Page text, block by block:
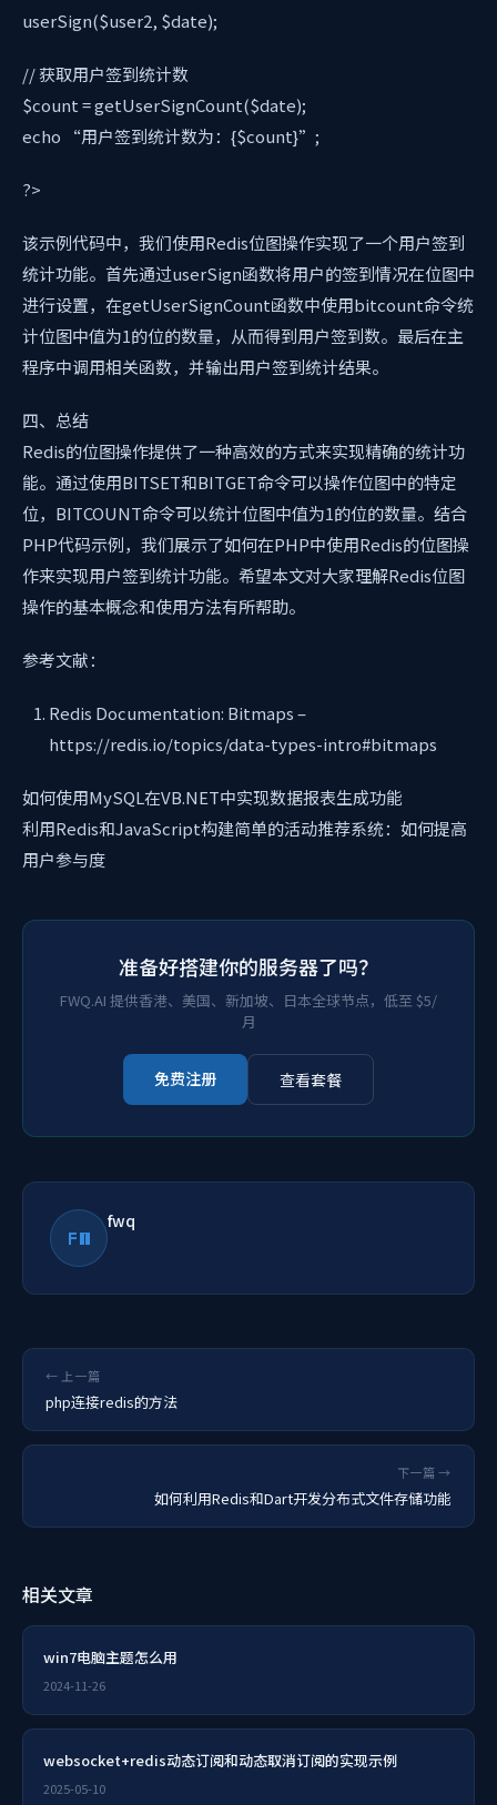
userSign($user2, $date);
// 获取用户签到统计数
$count = getUserSignCount($date);
echo “用户签到统计数为：{$count}”;
?>
该示例代码中，我们使用Redis位图操作实现了一个用户签到
统计功能。首先通过userSign函数将用户的签到情况在位图中
进行设置，在getUserSignCount函数中使用bitcount命令统
计位图中值为1的位的数量，从而得到用户签到数。最后在主
程序中调用相关函数，并输出用户签到统计结果。
四、总结
Redis的位图操作提供了一种高效的方式来实现精确的统计功
能。通过使用BITSET和BITGET命令可以操作位图中的特定
位，BITCOUNT命令可以统计位图中值为1的位的数量。结合
PHP代码示例，我们展示了如何在PHP中使用Redis的位图操
作来实现用户签到统计功能。希望本文对大家理解Redis位图
操作的基本概念和使用方法有所帮助。
参考文献：
Redis Documentation: Bitmaps –
https://redis.io/topics/data-types-intro#bitmaps
如何使用MySQL在VB.NET中实现数据报表生成功能
利用Redis和JavaScript构建简单的活动推荐系统：如何提高
用户参与度
准备好搭建你的服务器了吗？
FWQ.AI 提供香港、美国、新加坡、日本全球节点，低至 $5/
月
免费注册 查看套餐
FW
fwq
← 上一篇
php连接redis的方法
下一篇 →
如何利用Redis和Dart开发分布式文件存储功能
相关文章
win7电脑主题怎么用
2024-11-26
websocket+redis动态订阅和动态取消订阅的实现示例
2025-05-10